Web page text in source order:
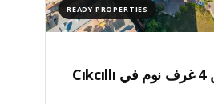
READY PROPERTIES
شقة فسيحة مكونة من 4 غرف نوم في Cıkcıllı